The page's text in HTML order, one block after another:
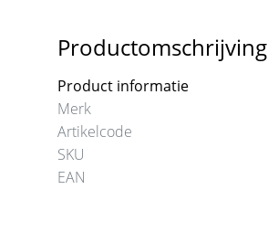
Productomschrijving
Product informatie
Merk
Artikelcode
SKU
EAN